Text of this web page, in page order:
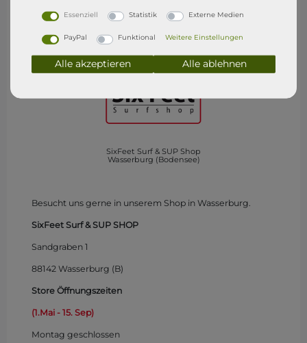
SixFeet Surf & SUP Shop
Wasserburg (Bodensee)
Besucht uns gerne in unserem Shop in Wasserburg.
SixFeet Surf & SUP SHOP
Sandgraben 1
88142 Wasserburg (B)
Store Öffnungszeiten
(1.Mai - 15. Sep)
Montag geschlossen
Essenziell Statistik Externe Medien
PayPal Funktional Weitere Einstellungen
Alle akzeptieren Alle ablehnen